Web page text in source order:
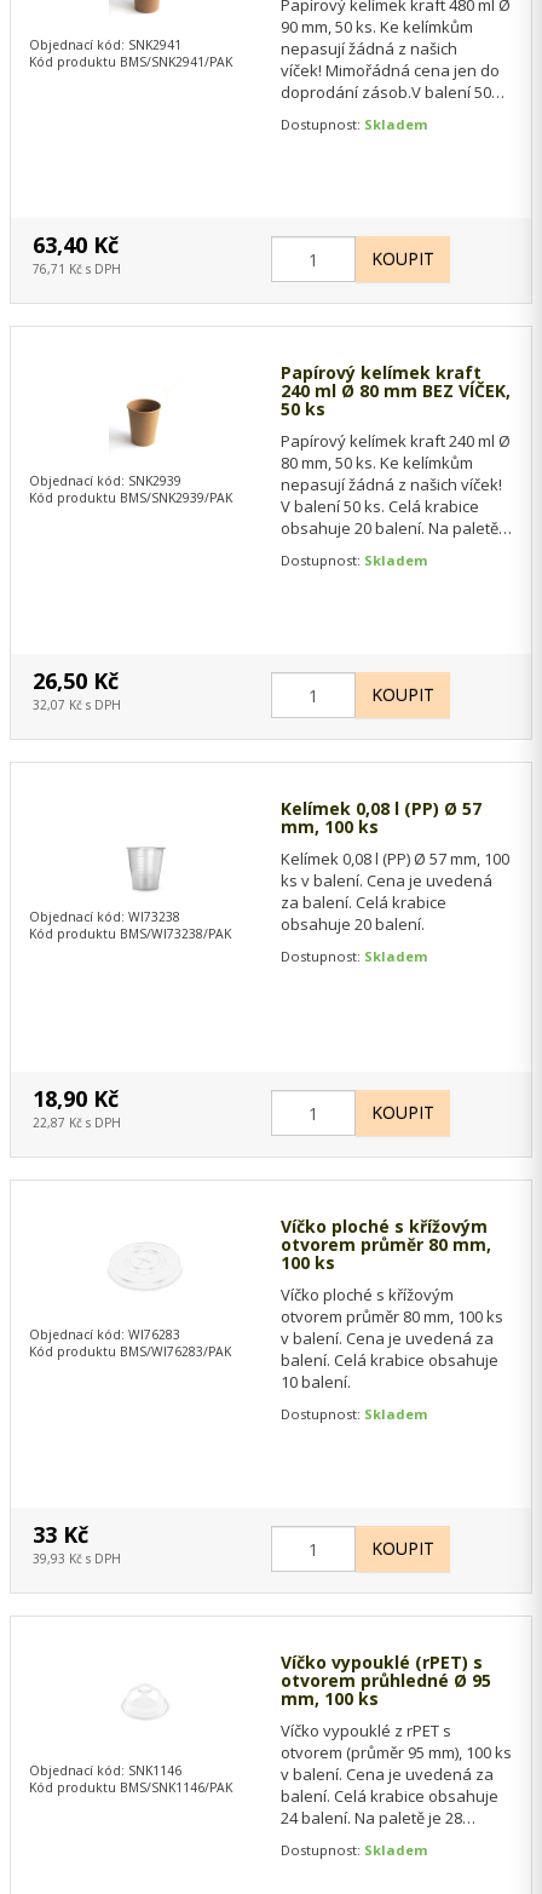
Papírový kelímek kraft 480 ml Ø
90 mm, 50 ks. Ke kelímkům
nepasují žádná z našich
víček! Mimořádná cena jen do
doprodání zásob.V balení 50
balení. Na…
Dostupnost: Skladem
Objednací kód: SNK2941
Kód produktu BMS/SNK2941/PAK
63,40 Kč
76,71 Kč s DPH
Papírový kelímek kraft
240 ml Ø 80 mm BEZ VÍČEK,
50 ks
Papírový kelímek kraft 240 ml Ø
80 mm, 50 ks. Ke kelímkům
nepasují žádná z našich víček!
V balení 50 ks. Celá krabice
obsahuje 20 balení. Na paletě
Dostupnost: Skladem
Objednací kód: SNK2939
Kód produktu BMS/SNK2939/PAK
26,50 Kč
32,07 Kč s DPH
Kelímek 0,08 l (PP) Ø 57
mm, 100 ks
Kelímek 0,08 l (PP) Ø 57 mm, 100
ks v balení. Cena je uvedená
za balení. Celá krabice
obsahuje 20 balení.
Dostupnost: Skladem
Objednací kód: WI73238
Kód produktu BMS/WI73238/PAK
18,90 Kč
22,87 Kč s DPH
Víčko ploché s křížovým
otvorem průměr 80 mm,
100 ks
Víčko ploché s křížovým
otvorem průměr 80 mm, 100 ks
v balení. Cena je uvedená za
balení. Celá krabice obsahuje
10 balení.
Dostupnost: Skladem
Objednací kód: WI76283
Kód produktu BMS/WI76283/PAK
33 Kč
39,93 Kč s DPH
Víčko vypouklé (rPET) s
otvorem průhledné Ø 95
mm, 100 ks
Víčko vypouklé z rPET s
otvorem (průměr 95 mm), 100 ks
v balení. Cena je uvedená za
balení. Celá krabice obsahuje
24 balení. Na paletě je 28
Dostupnost: Skladem
Objednací kód: SNK1146
Kód produktu BMS/SNK1146/PAK